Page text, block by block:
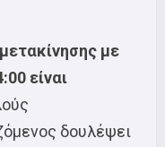
με
είναι
δουλέψει